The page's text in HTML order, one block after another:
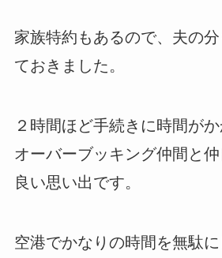
家族特約もあるので、夫の
ておきました。
２時間ほど手続きに時間が
オーバーブッキング仲間と
良い思い出です。
空港でかなりの時間を無駄